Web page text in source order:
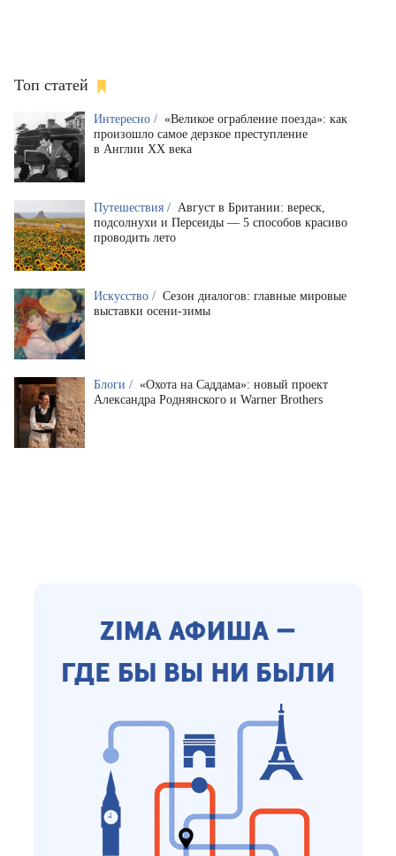
Топ статей
Интересно / «Великое ограбление поезда»: как
произошло самое дерзкое преступление
в Англии XX века
Путешествия / Август в Британии: вереск,
подсолнухи и Персеиды — 5 способов красиво
проводить лето
Искусство / Сезон диалогов: главные мировые
выставки осени-зимы
Блоги / «Охота на Саддама»: новый проект
Александра Роднянского и Warner Brothers